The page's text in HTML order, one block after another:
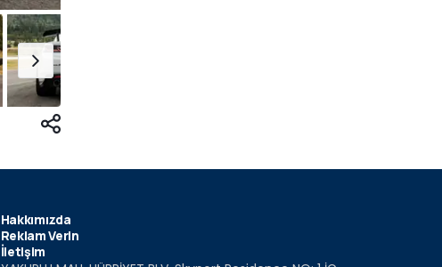
Hakkımızda
Reklam Verin
İletişim